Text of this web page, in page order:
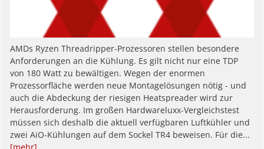
AMDs Ryzen Threadripper-Prozessoren stellen besondere
Anforderungen an die Kühlung. Es gilt nicht nur eine TDP
von 180 Watt zu bewältigen. Wegen der enormen
Prozessorfläche werden neue Montagelösungen nötig - und
auch die Abdeckung der riesigen Heatspreader wird zur
Herausforderung. Im großen Hardwareluxx-Vergleichstest
müssen sich deshalb die aktuell verfügbaren Luftkühler und
zwei AiO-Kühlungen auf dem Sockel TR4 beweisen. Für die...